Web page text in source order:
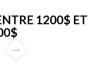
1200$ ET